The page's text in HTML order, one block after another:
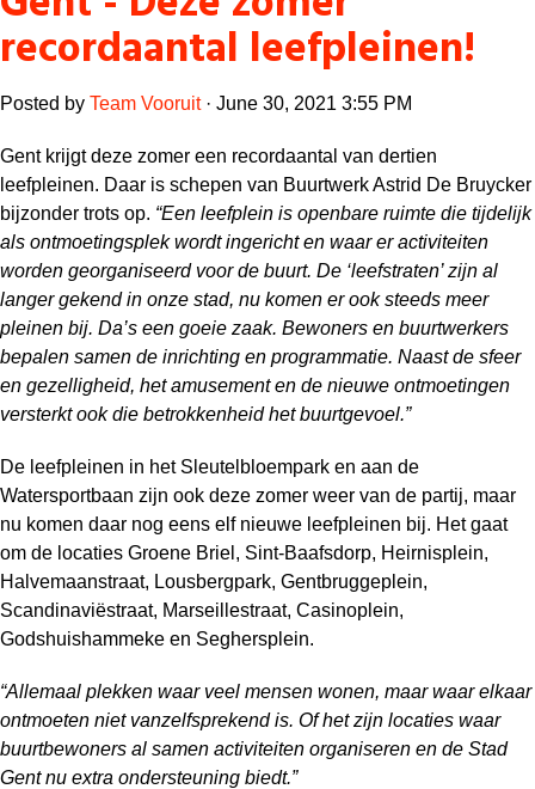
recordaantal leefpleinen!
Posted by Team Vooruit· June 30, 2021 3:55 PM
Gent krijgt deze zomer een recordaantal van dertien
leefpleinen. Daar is schepen van Buurtwerk Astrid De Bruycker
bijzonder trots op. “Een leefplein is openbare ruimte die tijdelijk
als ontmoetingsplek wordt ingericht en waar er activiteiten
worden georganiseerd voor de buurt. De ‘leefstraten’ zijn al
langer gekend in onze stad, nu komen er ook steeds meer
pleinen bij. Da’s een goeie zaak. Bewoners en buurtwerkers
bepalen samen de inrichting en programmatie. Naast de sfeer
en gezelligheid, het amusement en de nieuwe ontmoetingen
versterkt ook die betrokkenheid het buurtgevoel.”
De leefpleinen in het Sleutelbloempark en aan de
Watersportbaan zijn ook deze zomer weer van de partij, maar
nu komen daar nog eens elf nieuwe leefpleinen bij. Het gaat
om de locaties Groene Briel, Sint-Baafsdorp, Heirnisplein,
Halvemaanstraat, Lousbergpark, Gentbruggeplein,
Scandinaviëstraat, Marseillestraat, Casinoplein,
Godshuishammeke en Seghersplein.
“Allemaal plekken waar veel mensen wonen, maar waar elkaar
ontmoeten niet vanzelfsprekend is. Of het zijn locaties waar
buurtbewoners al samen activiteiten organiseren en de Stad
Gent nu extra ondersteuning biedt.”